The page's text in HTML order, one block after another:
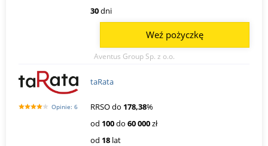
30dni
Aventus Group Sp. z o.o.
Weź pożyczkę
Opinie: 6
taRata
RRSO do 178,38%
od 100do 60 000zł
od 18 lat